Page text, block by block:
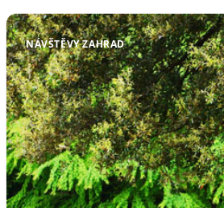
NÁVŠTĚVY ZAHRAD